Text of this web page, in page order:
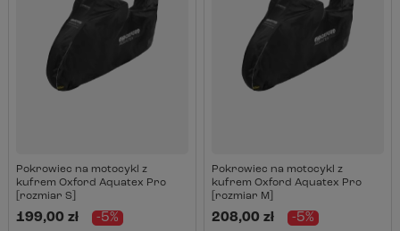
Pokrowiec na motocykl z
kufrem Oxford Aquatex Pro
[rozmiar S]
199,00 zł -5%
Pokrowiec na motocykl z
kufrem Oxford Aquatex Pro
[rozmiar M]
208,00 zł -5%